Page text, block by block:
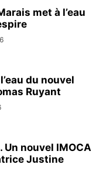
met à l’eau
du nouvel
Ruyant
Un nouvel IMOCA
Justine